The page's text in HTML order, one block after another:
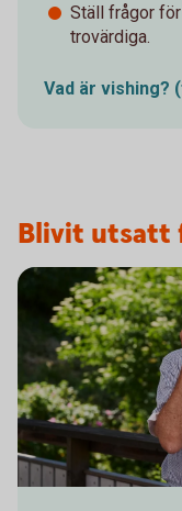
Ställ frågor
trovärdiga.
Vad är vishing?
Blivit utsatt